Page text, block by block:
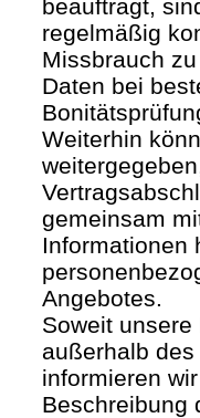
beauftragt,
regelmäßig
Missbrauch
Daten bei
Weiterhin
gemeinsam
Informationen
Angebotes.
Soweit
außerhalb
informieren
Beschreibung